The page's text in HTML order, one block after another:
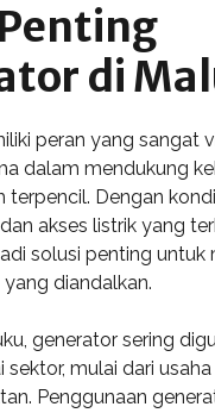
di
peran yang sangat
dalam mendukung
terpencil. Dengan
akses listrik yang
solusi penting untuk
diandalkan.
generator sering
mulai dari
Penggunaan